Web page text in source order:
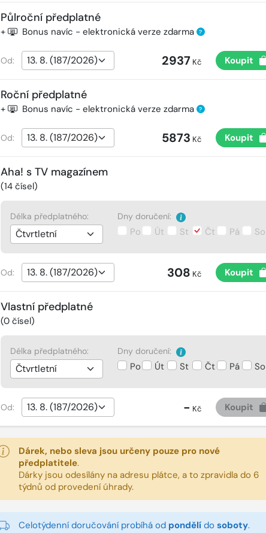
Půlroční předplatné
+ Bonus navíc - elektronická verze zdarma ?
Od: 2937 Kč Koupit
Roční předplatné
+ Bonus navíc - elektronická verze zdarma ?
Od: 5873 Kč Koupit
Aha! s TV magazínem
(14čísel)
Délka předplatného: Dny doručení:
Po Út St Čt Pá So
Od: 308 Kč Koupit
Vlastní předplatné
(0čísel)
Délka předplatného: Dny doručení:
Po Út St Čt Pá So
Od: - Kč Koupit
Dárek, nebo sleva jsou určeny pouze pro nové
předplatitele.
Dárky jsou odesílány na adresu plátce, a to zpravidla do 6
týdnů od provedení úhrady.
Celotýdenní doručování probíhá od pondělído soboty.